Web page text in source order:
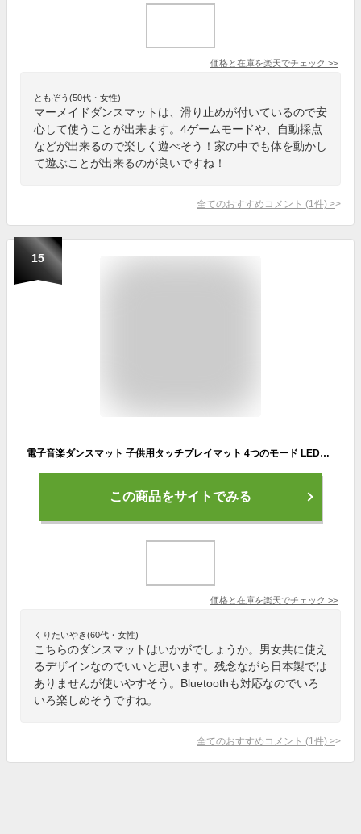
価格と在庫を楽天でチェック >>
ともぞう(50代・女性)
マーメイドダンスマットは、滑り止めが付いているので安
心して使うことが出来ます。4ゲームモードや、自動採点
などが出来るので楽しく遊べそう！家の中でも体を動かし
て遊ぶことが出来るのが良いですね！
全てのおすすめコメント (1 件) >
15
電子音楽ダンスマット 子供用タッチプレイマット 4つのモード LEDライト付き電子ダンスマット Bluetoothサポート 音楽内蔵 クリアスピーカー 屋外パーティーおもちゃ ダンス マット 子供 音楽 マット ゲーム プリンセス おもちゃ 電子ピアノマット
この商品をサイトでみる
価格と在庫を楽天でチェック >>
くりたいやき(60代・女性)
こちらのダンスマットはいかがでしょうか。男女共に使え
るデザインなのでいいと思います。残念ながら日本製では
ありませんが使いやすそう。Bluetoothも対応なのでいろ
いろ楽しめそうですね。
全てのおすすめコメント (1 件) >